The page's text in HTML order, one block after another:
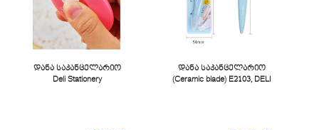
დანა საკანცელარიო
Deli Stationery
დანა საკანცელარიო
(Ceramic blade) E2103, DELI